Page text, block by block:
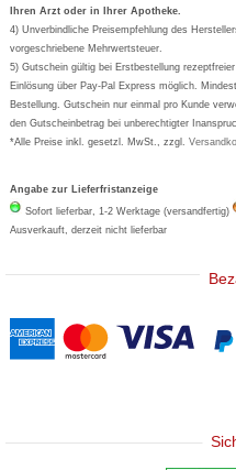
Wick
Eucerin
Basica
Ihren Arzt oder in Ihrer Apotheke.
4) Unverbindliche Preisempfehlung des
vorgeschriebene Mehrwertsteuer.
5) Gutschein gültig bei Erstbestellung
Einlösung über Pay-Pal Express möglich.
Bestellung. Gutschein nur einmal pro Kunde
den Gutscheinbetrag bei unberechtigter
*Alle Preise inkl. gesetzl. MwSt., zzgl.
Angabe zur Lieferfristanzeige
Sofort lieferbar, 1-2 Werktage (versandfertig)
Ausverkauft, derzeit nicht lieferbar